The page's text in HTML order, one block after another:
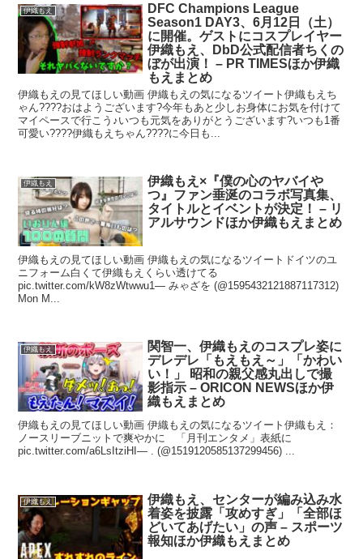
伊織もえ
DFC Champions League
Season1 DAY3、6月12日（土）
に開催。ゲストにコスプレイヤー
伊織もえ、DbD公式配信者ちくの
ぼが出演！ – PR TIMESほか伊織
もえまとめ
伊織もえの見てほしい動画 伊織もえの気になるツイート伊織もえち
ゃん????おはようございます?今年もあと少しお身体にお気を付けて
マイペースで行こう♪いつも元気をありがとうございます?いつも1番
可愛い????伊織もえちゃん????に今日も...
伊織もえ
伊織もえ×『僕の心のヤバイや
つ』ファン垂涎のコラボ写真集、
タイトルとイベントが決定！ – リ
アルサウンドほか伊織もえまとめ
伊織もえの見てほしい動画 伊織もえの気になるツイートドイツのユ
ニフォーム白くて伊織もえくらい透けてる
pic.twitter.com/kW8zWtwwu1— みゃざを (@1595432121887117312)
Mon M...
伊織もえ
関智一、伊織もえのコスプレ姿に
デレデレ「もえもえ～」「かわい
い！」 昭和の親父感丸出しで撮
影指示 – ORICON NEWSほか伊
織もえまとめ
伊織もえの見てほしい動画 伊織もえの気になるツイート伊織もえ：
ノースリーブニットで爽やかに 「月刊エンタメ」表紙に
pic.twitter.com/a6LsItziHI— . (@1519120585137299456) ...
伊織もえ
伊織もえ、センターが編み込み水
着姿を披露「攻めすぎ」「全部ほ
どいてあげたい」の声 – スポーツ
報知ほか伊織もえまとめ